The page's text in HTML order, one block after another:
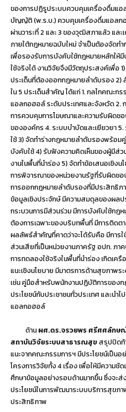
ของการปฏิรูประบบควบคุมเครื่องดื่มแอ
บัญญัติ (พ.ร.บ.) ควบคุมเครื่องดื่มแอลก
ผ่านวาระที่ 2 และ 3 ของวุฒิสภาแล้ว และ
ภายใต้กฎหมายฉบับใหม่ จำเป็นต้องจัดท
เพื่อรองรับการบังคับใช้กฎหมายหลักให้
ใช้จริงได้ งานวิจัยจึงมีวัตถุประสงค์เพื่อ
ประเด็นที่ต้องออกกฎหมายลำดับรอง 2)
ใน 5 ประเด็นสำคัญ ได้แก่ 1. กลไกคณะก
แอลกอฮอล์ ระดับประเทศและจังหวัด 2.
การควบคุมการโฆษณาและความรับผิด
ขององค์กร 4. ระบบบำบัดและเยียวยา
ใช้ 3) จัดทำร่างกฎหมายลำดับรองพร้อ
บังคับใช้ 4) รับฟังความคิดเห็นของผู้มีส่
งานในพื้นที่นำร่อง 5) จัดทำข้อเสนอเชิง
การพิจารณาของหน่วยงานรัฐที่รับผิดชอ
การออกกฎหมายลำดับรองที่มีประสิทธิ
ข้อมูลเชิงประจักษ์ มีความสมดุลของผลป
กระบวนการมีส่วนร่วม มีการบังคับใช้กฎ
ต้องการเฉพาะของบริบทพื้นที่ มีการติดต
ผลลัพธ์สำคัญที่คาดว่าจะได้รับคือ มีการใ
ส่วนเสียที่เป็นหน่วยงานภาครัฐ อปท. ภา
การทดลองใช้จริงในพื้นที่นำร่อง เกิดเค
แนะเชิงนโยบาย มีมาตรการด้านสุขภาพ
เช่น คู่มือสำหรับพนักงานปฏิบัติการของ
ประโยชน์กับประชาชนทั่วประเทศ และนำ
แอลกอฮอล์
ด้านผศ.ดร.จรวยพร ศรีศศลักษ
สถาบันวิจัยระบบสาธารณสุข สรุปปิดท้
แนะจากคณะกรรมการฯ มีประโยชน์เป็น
โครงการวิจัยทั้ง 4 เรื่อง เพื่อให้มีความชั
ศึกษาข้อมูลอย่างรอบด้านมากขึ้น ซึ่งจะส่
ประโยชน์ในการพัฒนาระบบบริการสุขภา
ประสิทธิภาพ